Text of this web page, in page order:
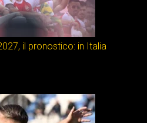
il pronostico: in Italia